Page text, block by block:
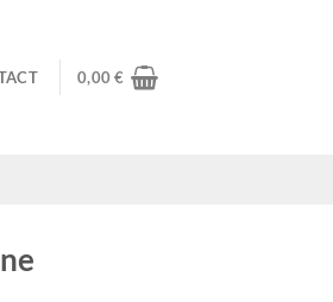
0,00€